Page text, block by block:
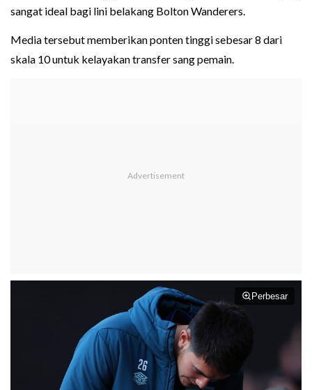
sangat ideal bagi lini belakang Bolton Wanderers.
Media tersebut memberikan ponten tinggi sebesar 8 dari
skala 10 untuk kelayakan transfer sang pemain.
Perbesar